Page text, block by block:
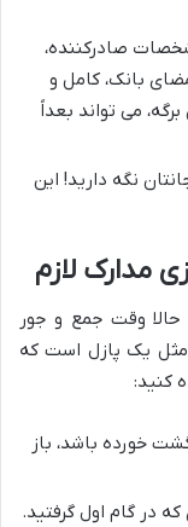
صادرکننده،
بانک، کامل و
می تواند بعداً
نگه دارید! این
مدارک لازم
حالا وقت جمع و جور
یک پازل است که
کنید:
خورده باشد، باز
در گام اول گرفتید.